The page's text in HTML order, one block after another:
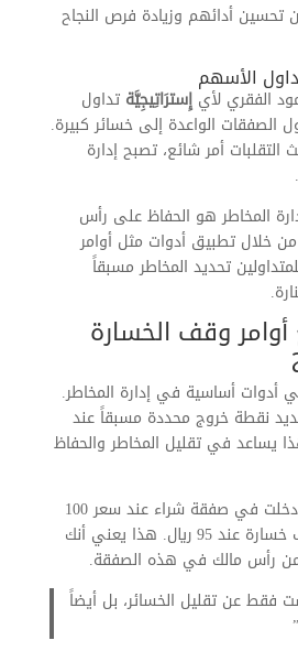
تحسين أدائهم وزيادة فرص النجاح
الأسهم
الفقري لأي إِسترَاتِيجِيَّة تداول
الصفقات الواعدة إلى خسائر كبيرة.
أمر شائع، تصبح إدارة
المخاطر هو الحفاظ على رأس
من خلال تطبيق أدوات مثل أوامر
تحديد المخاطر مسبقاً
وقف الخسارة
أدوات أساسية في إدارة المخاطر.
نقطة خروج محددة مسبقاً عند
يساعد في تقليل المخاطر والحفاظ
على سبيل المثال، إذا دخلت في صفقة شراء عند سعر 100
ريال، يمكنك وضع وقف خسارة عند 95 ريال. هذا يعني أنك
فقط عن تقليل الخسائر، بل أيضاً